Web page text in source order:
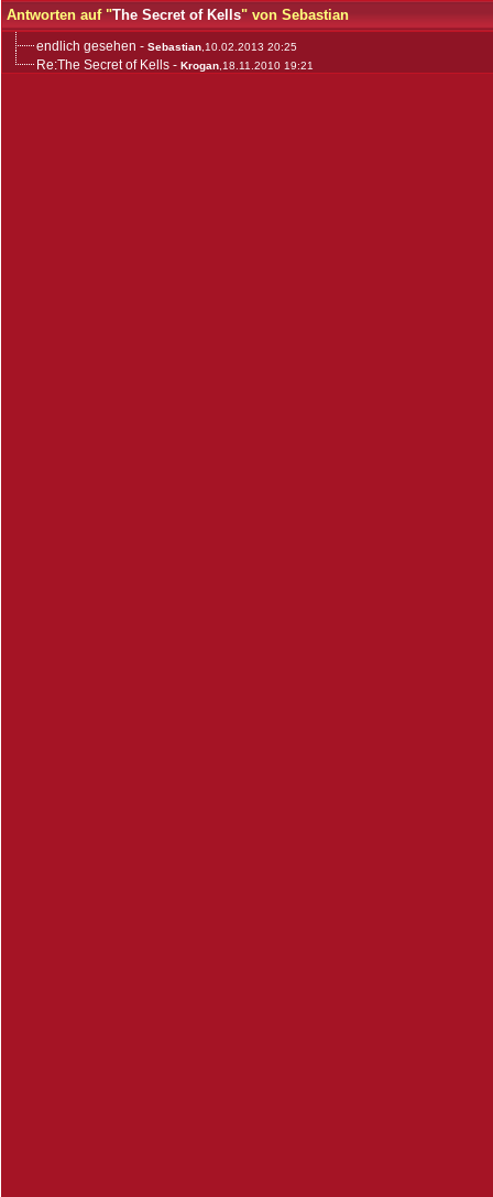
Antworten auf "The Secret of Kells" von Sebastian
endlich gesehen - Sebastian ,10.02.2013 20:25
Re:The Secret of Kells - Krogan ,18.11.2010 19:21